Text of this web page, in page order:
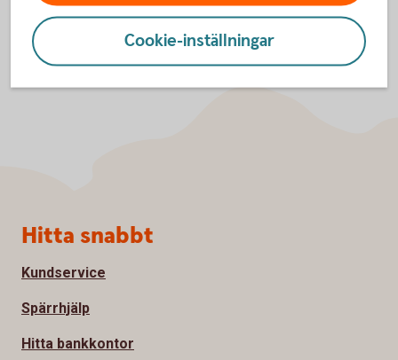
Cookie-inställningar
Sidfot
Hitta snabbt
Kundservice
Spärrhjälp
Hitta bankkontor